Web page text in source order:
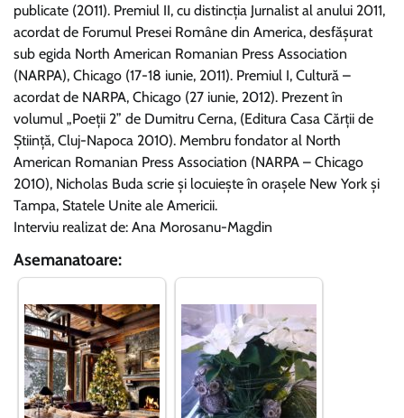
publicate (2011). Premiul II, cu distincția Jurnalist al anului 2011,
acordat de Forumul Presei Române din America, desfășurat
sub egida North American Romanian Press Association
(NARPA), Chicago (17-18 iunie, 2011). Premiul I, Cultură –
acordat de NARPA, Chicago (27 iunie, 2012). Prezent în
volumul „Poeții 2” de Dumitru Cerna, (Editura Casa Cărții de
Știință, Cluj-Napoca 2010). Membru fondator al North
American Romanian Press Association (NARPA – Chicago
2010), Nicholas Buda scrie și locuiește în orașele New York și
Tampa, Statele Unite ale Americii.
Interviu realizat de: Ana Morosanu-Magdin
Asemanatoare: